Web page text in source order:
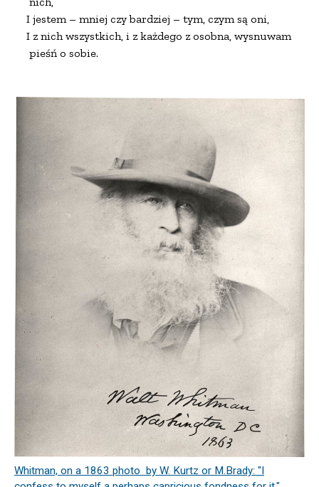
I jestem – mniej czy bardziej – tym, czym są oni,
I z nich wszystkich, i z każdego z osobna, wysnuwam
Whitman, on a 1863 photo by W. Kurtz or M.Brady: "I